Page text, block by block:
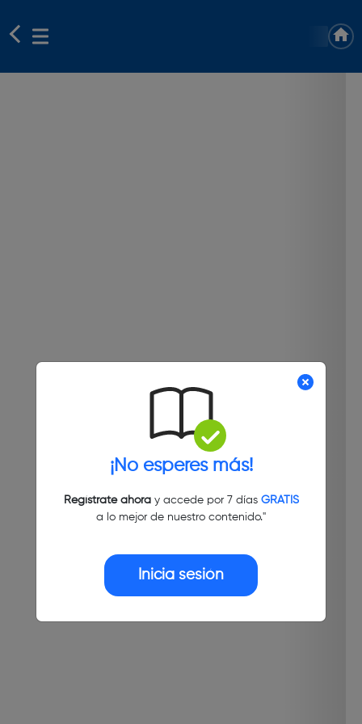
¡No esperes más!
Regístrate ahoray accede por 7 días GRATIS
a lo mejor de nuestro contenido."
Inicia sesión